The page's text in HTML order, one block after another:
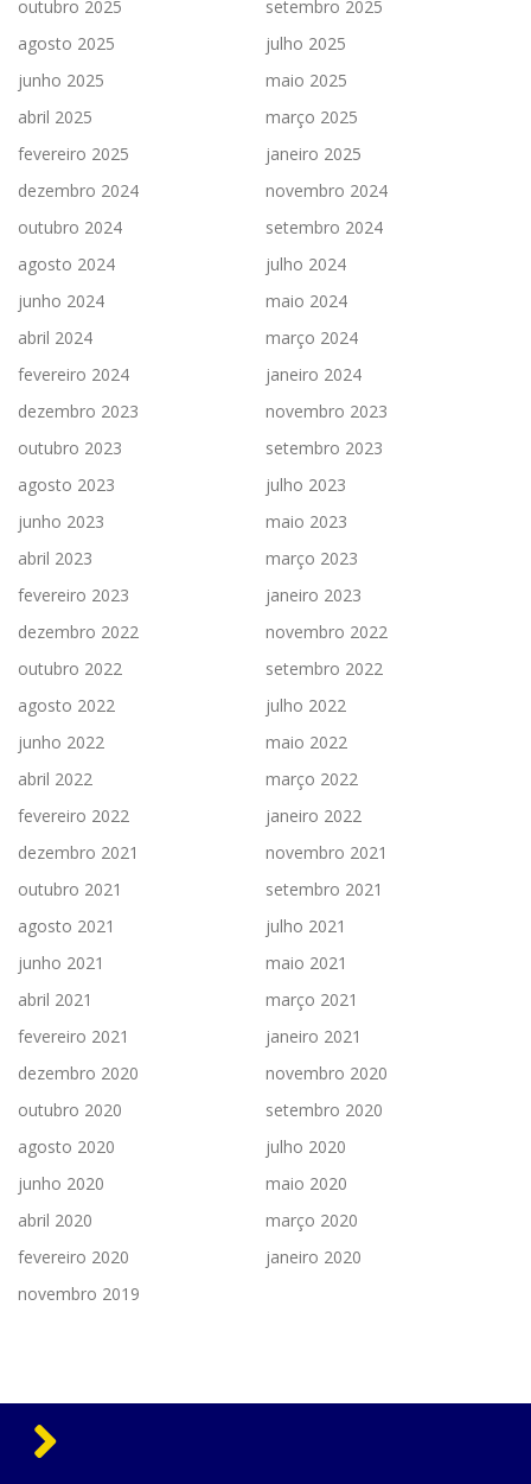
outubro 2025
setembro 2025
agosto 2025
julho 2025
junho 2025
maio 2025
abril 2025
março 2025
fevereiro 2025
janeiro 2025
dezembro 2024
novembro 2024
outubro 2024
setembro 2024
agosto 2024
julho 2024
junho 2024
maio 2024
abril 2024
março 2024
fevereiro 2024
janeiro 2024
dezembro 2023
novembro 2023
outubro 2023
setembro 2023
agosto 2023
julho 2023
junho 2023
maio 2023
abril 2023
março 2023
fevereiro 2023
janeiro 2023
dezembro 2022
novembro 2022
outubro 2022
setembro 2022
agosto 2022
julho 2022
junho 2022
maio 2022
abril 2022
março 2022
fevereiro 2022
janeiro 2022
dezembro 2021
novembro 2021
outubro 2021
setembro 2021
agosto 2021
julho 2021
junho 2021
maio 2021
abril 2021
março 2021
fevereiro 2021
janeiro 2021
dezembro 2020
novembro 2020
outubro 2020
setembro 2020
agosto 2020
julho 2020
junho 2020
maio 2020
abril 2020
março 2020
fevereiro 2020
janeiro 2020
novembro 2019